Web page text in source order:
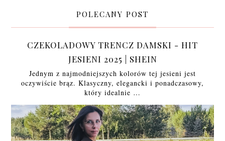
POLECANY POST
CZEKOLADOWY TRENCZ DAMSKI - HIT
JESIENI 2025 | SHEIN
Jednym z najmodniejszych kolorów tej jesieni jest
oczywiście brąz. Klasyczny, elegancki i ponadczasowy,
który idealnie …